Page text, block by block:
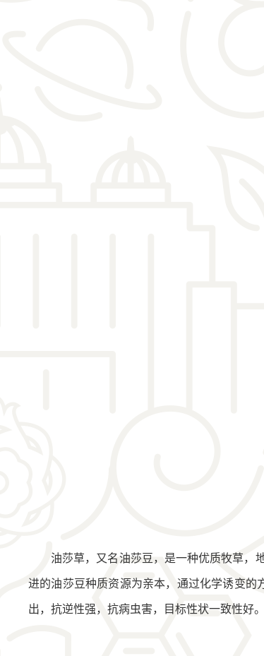
油莎草，又名油莎豆，是一种优质牧草，
进的油莎豆种质资源为亲本，通过化学诱变的
出，抗逆性强，抗病虫害，目标性状一致性好。